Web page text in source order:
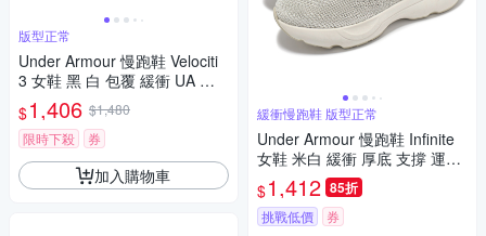
版型正常
Under Armour 慢跑鞋 Velociti
3 女鞋 黑 白 包覆 緩衝 UA 運
動鞋 3026124004
$1,406 $1,480
限時下殺
券
加入購物車
緩衝慢跑鞋 版型正常
Under Armour 慢跑鞋 Infinite
女鞋 米白 緩衝 厚底 支撐 運動
鞋 UA 3027524200
$1,412 85折
挑戰低價 券